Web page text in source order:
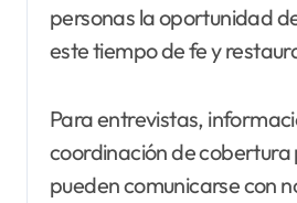
personas la oportunidad
este tiempo de fe y
Para entrevistas,
coordinación de cobertura
pueden comunicarse con